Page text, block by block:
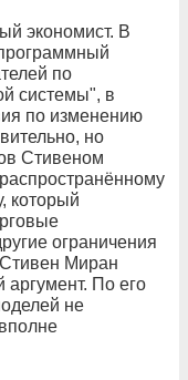
экономист. В
по
системы", в
по изменению
но
Стивеном
который
ограничения
Миран
аргумент. По его
не